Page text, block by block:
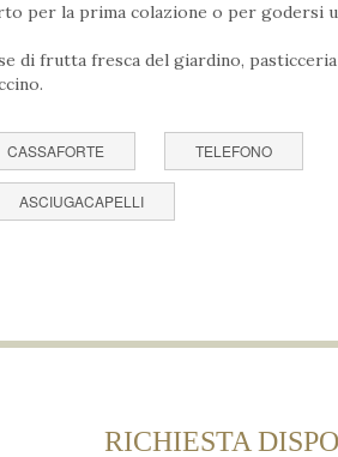
per la prima colazione o per godersi
di frutta fresca del giardino,
CASSAFORTE TELEFONO
ASCIUGACAPELLI
RICHIESTA